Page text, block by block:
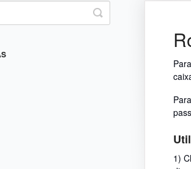
1)
Toggle
Search